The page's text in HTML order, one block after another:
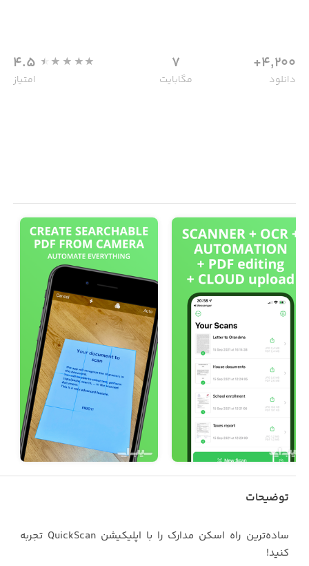
4,200+
دانلود
7
مگابایت
4.5
امتیاز
توضیحات
ساده‌ترین راه اسکن مدارک را با اپلیکیشن QuickScan تجربه
کنید!